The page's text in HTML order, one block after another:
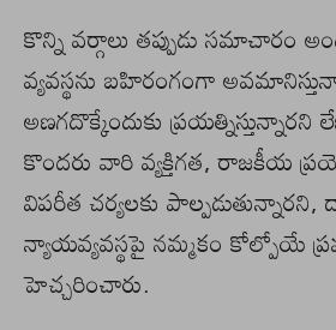
కొన్ని వర్గాలు తప్పుడు సమాచారం
వ్యవస్థను బహిరంగంగా
అణగదొక్కేందుకు
కొందరు వారి వ్యక్తిగత, రాజకీయ
విపరీత చర్యలకు పాల్పడుతున్నారని,
న్యాయవ్యవస్థపై నమ్మకం కోల్పోయే
హెచ్చరించారు.